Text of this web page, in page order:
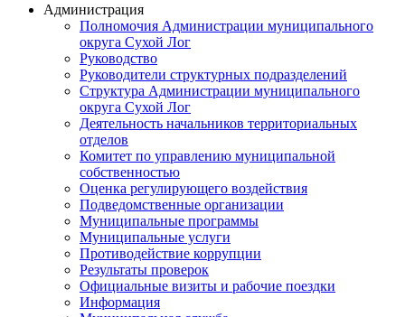
Администрация
Полномочия Администрации муниципального
округа Сухой Лог
Руководство
Руководители структурных подразделений
Структура Администрации муниципального
округа Сухой Лог
Деятельность начальников территориальных
отделов
Комитет по управлению муниципальной
собственностью
Оценка регулирующего воздействия
Подведомственные организации
Муниципальные программы
Муниципальные услуги
Противодействие коррупции
Результаты проверок
Официальные визиты и рабочие поездки
Информация